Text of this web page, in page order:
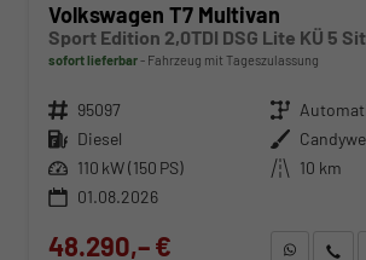
Volkswagen T7 Multivan
Sport Edition 2,0TDI DSG Lite KÜ 5
sofort lieferbar Fahrzeug mit Tageszulassung
Fahrzeugnr. 95097 Getriebe
Kraftstoff Diesel Außenfarbe
Leistung 110 kW (150 PS) Kilometerstand 10 km
01.08.2026
48.290,– €